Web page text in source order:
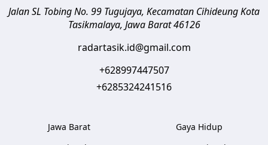
Jalan SL Tobing No. 99 Tugujaya, Kecamatan CihideungKota
Tasikmalaya, Jawa Barat 46126
radartasik.id@gmail.com
+628997447507
+6285324241516
Jawa Barat
Gaya Hidup